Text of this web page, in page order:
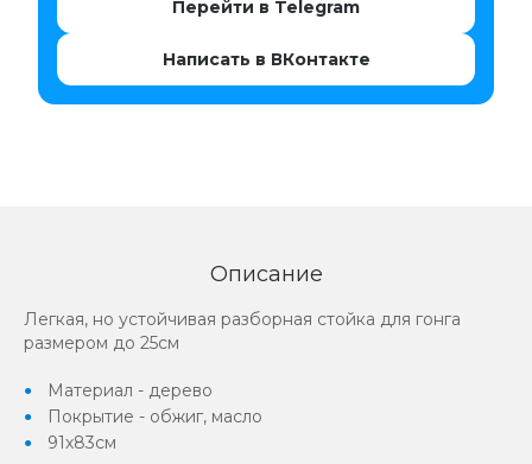
Перейти в Telegram
Написать в ВКонтакте
Описание
Легкая, но устойчивая разборная стойка для гонга
размером до 25см
Материал - дерево
Покрытие - обжиг, масло
91х83см